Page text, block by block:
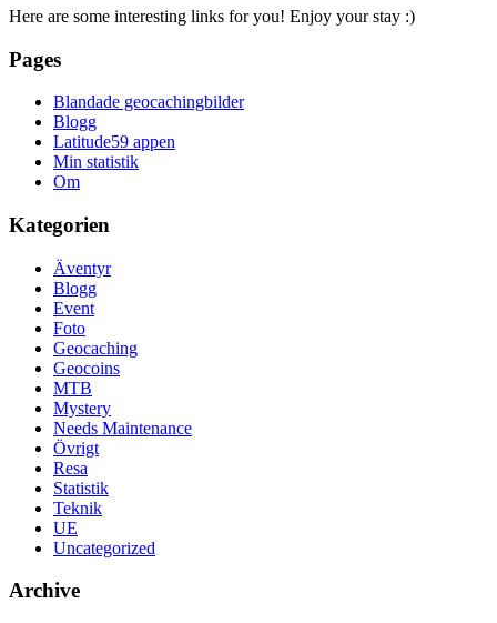
Here are some interesting links for you! Enjoy your stay :)
Pages
Blandade geocachingbilder
Blogg
Latitude59 appen
Min statistik
Om
Kategorien
Äventyr
Blogg
Event
Foto
Geocaching
Geocoins
MTB
Mystery
Needs Maintenance
Övrigt
Resa
Statistik
Teknik
UE
Uncategorized
Archive